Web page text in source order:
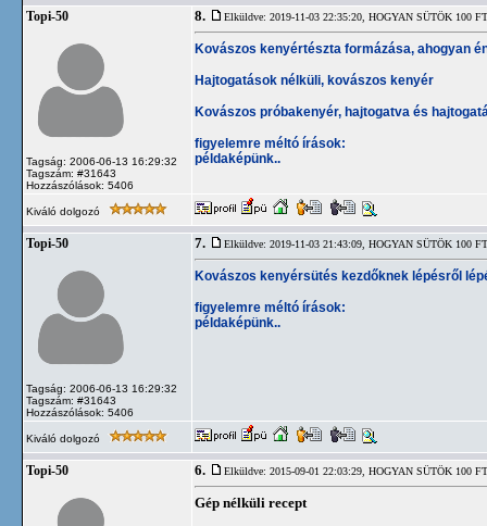
Topi-50
Tagság: 2006-06-13 16:29:32
Tagszám: #31643
Hozzászólások: 5406
8. Elküldve: 2019-11-03 22:35:20, HOGYAN SÜTÖK 100
Kovászos kenyértészta formázása, ahogyan
Hajtogatások nélküli, kovászos kenyér
Kovászos próbakenyér, hajtogatva és
figyelemre méltó írások:
példaképünk..
Kiváló dolgozó
Topi-50
Tagság: 2006-06-13 16:29:32
Tagszám: #31643
Hozzászólások: 5406
7. Elküldve: 2019-11-03 21:43:09, HOGYAN SÜTÖK 100
Kovászos kenyérsütés kezdőknek lépésről
figyelemre méltó írások:
példaképünk..
Kiváló dolgozó
Topi-50 6. Elküldve: 2015-09-01 22:03:29, HOGYAN SÜTÖK 100
Gép nélküli recept